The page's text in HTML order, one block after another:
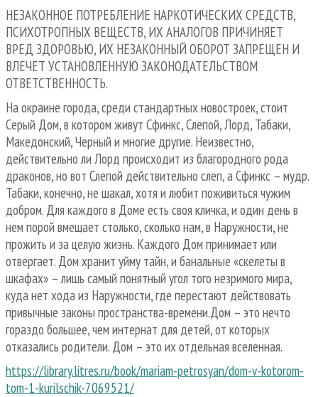
НЕЗАКОННОЕ ПОТРЕБЛЕНИЕ НАРКОТИЧЕСКИХ СРЕДСТВ,
ПСИХОТРОПНЫХ ВЕЩЕСТВ, ИХ АНАЛОГОВ ПРИЧИНЯЕТ
ВРЕД ЗДОРОВЬЮ, ИХ НЕЗАКОННЫЙ ОБОРОТ ЗАПРЕЩЕН И
ВЛЕЧЕТ УСТАНОВЛЕННУЮ ЗАКОНОДАТЕЛЬСТВОМ
ОТВЕТСТВЕННОСТЬ.
На окраине города, среди стандартных новостроек, стоит
Серый Дом, в котором живут Сфинкс, Слепой, Лорд, Табаки,
Македонский, Черный и многие другие. Неизвестно,
действительно ли Лорд происходит из благородного рода
драконов, но вот Слепой действительно слеп, а Сфинкс – мудр.
Табаки, конечно, не шакал, хотя и любит поживиться чужим
добром. Для каждого в Доме есть своя кличка, и один день в
нем порой вмещает столько, сколько нам, в Наружности, не
прожить и за целую жизнь. Каждого Дом принимает или
отвергает. Дом хранит уйму тайн, и банальные «скелеты в
шкафах» – лишь самый понятный угол того незримого мира,
куда нет хода из Наружности, где перестают действовать
привычные законы пространства-времени.Дом – это нечто
гораздо большее, чем интернат для детей, от которых
отказались родители. Дом – это их отдельная вселенная.
https://library.litres.ru/book/mariam-petrosyan/dom-v-kotorom-
tom-1-kurilschik-7069521/